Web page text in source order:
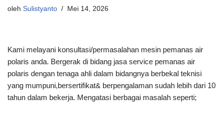
oleh Sulistyanto Mei 14, 2026
Kami melayani konsultasi/permasalahan mesin pemanas air
polaris anda. Bergerak di bidang jasa service pemanas air
polaris dengan tenaga ahli dalam bidangnya berbekal teknisi
yang mumpuni,bersertifikat& berpengalaman sudah lebih dari 10
tahun dalam bekerja. Mengatasi berbagai masalah seperti;